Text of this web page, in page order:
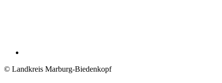
© Landkreis Marburg-Biedenkopf